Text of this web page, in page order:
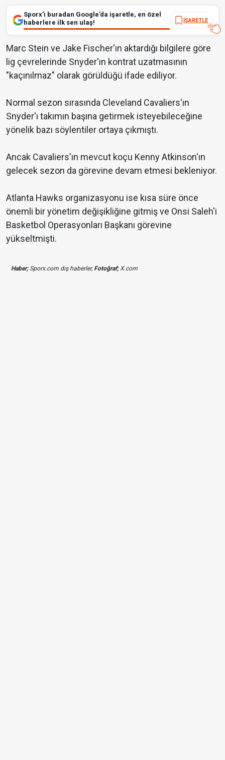
Sporx’i buradan Google’da işaretle, en özel
haberlere ilk sen ulaş!
İŞARETLE
Marc Stein ve Jake Fischer'ın aktardığı bilgilere göre
lig çevrelerinde Snyder'ın kontrat uzatmasının
"kaçınılmaz" olarak görüldüğü ifade ediliyor.
Normal sezon sırasında Cleveland Cavaliers'ın
Snyder'ı takımın başına getirmek isteyebileceğine
yönelik bazı söylentiler ortaya çıkmıştı.
Ancak Cavaliers'ın mevcut koçu Kenny Atkinson'ın
gelecek sezon da görevine devam etmesi bekleniyor.
Atlanta Hawks organizasyonu ise kısa süre önce
önemli bir yönetim değişikliğine gitmiş ve Onsi Saleh'i
Basketbol Operasyonları Başkanı görevine
yükseltmişti.
Haber;Sporx.com dış haberler,Fotoğraf;X.com